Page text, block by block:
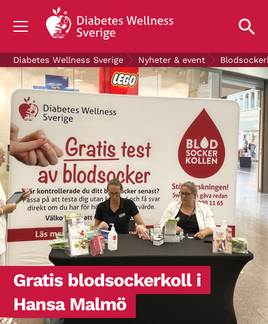
OM DIABETES
STÖD OSS
FORSKNING
NYHETER & EVENT
OM OSS
GRATIS DIABETESPRODUKTER
Blodsockerkollen
Diabetes Wellness Sverige Nyheter & event
Gratis blodsockerkoll i
Hansa Malmö